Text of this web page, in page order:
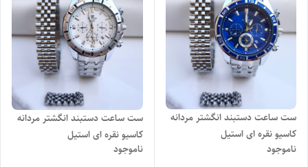
ست ساعت دستبند انگشتر مردانه
کاسیو نقره ای استیل
ناموجود
ست ساعت دستبند انگشتر مردانه
کاسیو نقره ای استیل
ناموجود